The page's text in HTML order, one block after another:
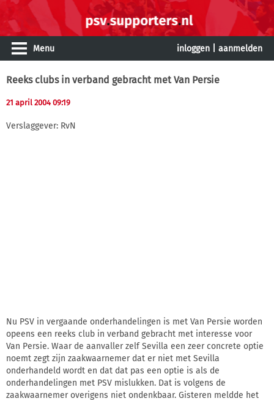
Menu inloggen aanmelden
Reeks clubs in verband gebracht met Van Persie
21 april 2004 09:19
Verslaggever: RvN
Nu PSV in vergaande onderhandelingen is met Van Persie worden
opeens een reeks club in verband gebracht met interesse voor
Van Persie. Waar de aanvaller zelf Sevilla een zeer concrete optie
noemt zegt zijn zaakwaarnemer dat er niet met Sevilla
onderhandeld wordt en dat dat pas een optie is als de
onderhandelingen met PSV mislukken. Dat is volgens de
zaakwaarnemer overigens niet ondenkbaar. Gisteren meldde het